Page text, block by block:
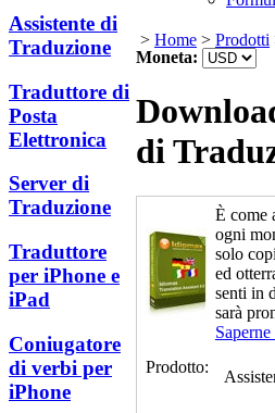
Assistente di
Traduzione
Traduttore di
Posta
Elettronica
Server di
Traduzione
Traduttore
per iPhone e
iPad
Coniugatore
di verbi per
iPhone
> Home > Prodotti
Moneta:
di
È come
ogni
solo
ed
senti in
sarà
Prodotto: